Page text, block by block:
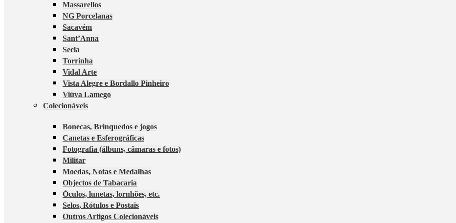
Massarellos
NG Porcelanas
Sacavém
Sant’Anna
Secla
Torrinha
Vidal Arte
Vista Alegre e Bordallo Pinheiro
Viúva Lamego
Colecionáveis
Bonecas, Brinquedos e jogos
Canetas e Esferográficas
Fotografia (álbuns, câmaras e fotos)
Militar
Moedas, Notas e Medalhas
Objectos de Tabacaria
Óculos, lunetas, lornhões, etc.
Selos, Rótulos e Postais
Outros Artigos Colecionáveis